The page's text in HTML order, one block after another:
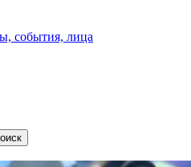
события, лица